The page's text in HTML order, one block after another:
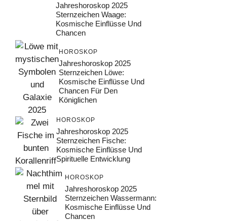
Jahreshoroskop 2025
Sternzeichen Waage:
Kosmische Einflüsse Und
Chancen
HOROSKOP
Jahreshoroskop 2025
Sternzeichen Löwe:
Kosmische Einflüsse Und
Chancen Für Den
Königlichen
HOROSKOP
Jahreshoroskop 2025
Sternzeichen Fische:
Kosmische Einflüsse Und
Spirituelle Entwicklung
HOROSKOP
Jahreshoroskop 2025
Sternzeichen Wassermann:
Kosmische Einflüsse Und
Chancen